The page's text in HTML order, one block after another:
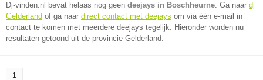
Dj-vinden.nl bevat helaas nog geen deejays in Boschheurne. Ga naar dj
Gelderland of ga naar direct contact met deejays om via één e-mail in
contact te komen met meerdere deejays tegelijk. Hieronder worden nu
resultaten getoond uit de provincie Gelderland.
1